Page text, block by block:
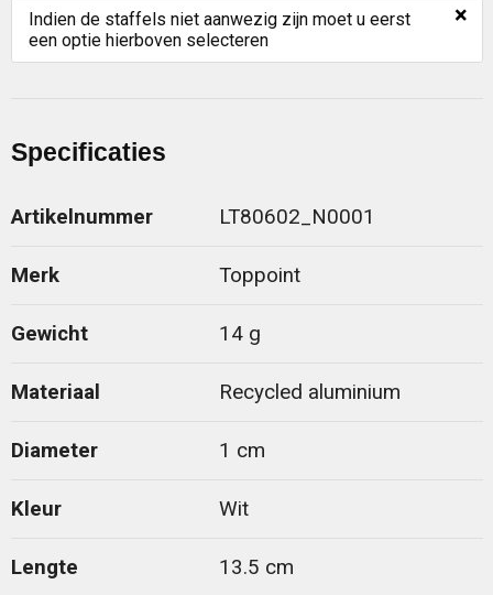
Indien de staffels niet aanwezig zijn moet u eerst
een optie hierboven selecteren
×
Specificaties
Artikelnummer LT80602_N0001
Merk Toppoint
Gewicht 14 g
Materiaal Recycled aluminium
Diameter 1 cm
Kleur Wit
Lengte 13.5 cm